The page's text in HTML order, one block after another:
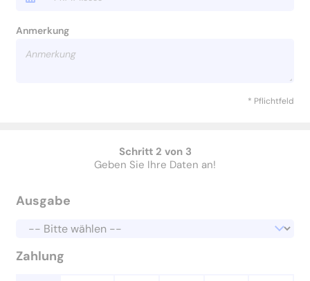
Anmerkung
* Pflichtfeld
Schritt 2 von 3
Geben Sie Ihre Daten an!
Ausgabe
Zahlung